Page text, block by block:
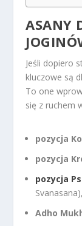
ASANY
Jeśli dopiero
kluczowe są
To one
się z ruchem
pozycja
pozycja
pozycja
Svanasana),
Adho